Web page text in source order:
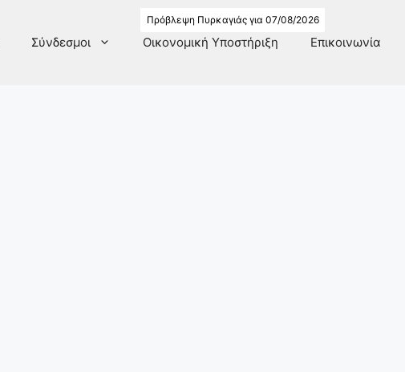
Πρόβλεψη Πυρκαγιάς για 07/08/2026
Σύνδεσμοι Οικονομική Υποστήριξη Επικοινωνία